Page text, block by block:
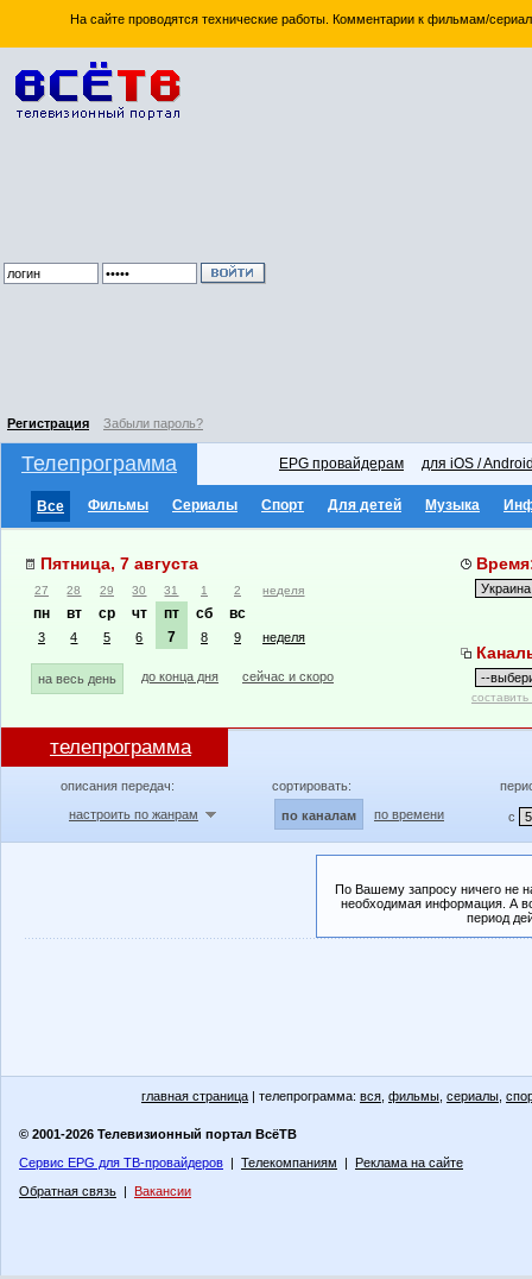
На сайте проводятся технические работы. Комментарии к фильмам/
Регистрация Забыли пароль?
Телепрограмма EPG провайдерам для iOS /
Все Фильмы Сериалы Спорт Для детей Музыка
Пятница, 7 августа
27 28 29 30 31 1 2 неделя
пн вт ср чт пт сб вс
3 4 5 6 7 8 9 неделя
на весь день до конца дня сейчас и скоро
телепрограмма
описания передач:
настроить по жанрам
сортировать:
по каналам по времени с
По Вашему запросу ничего не
необходимая информация. А
период
главная страница | телепрограмма: вся фильмы сериалы
© 2001-2026 Телевизионный портал ВсёТВ
Сервис EPG для ТВ-провайдеров | Телекомпаниям | Реклама на сайте
Обратная связь | Вакансии